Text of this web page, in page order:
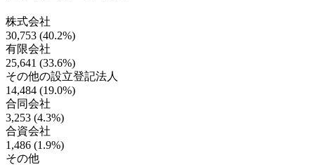
株式会社
30,753 (40.2%)
有限会社
25,641 (33.6%)
その他の設立登記法人
14,484 (19.0%)
合同会社
3,253 (4.3%)
合資会社
1,486 (1.9%)
その他